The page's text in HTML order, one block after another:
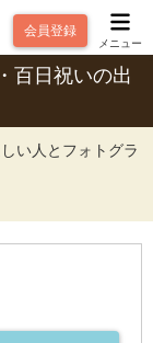
会員登録
メニュー
百日祝いの出
い人とフォトグラ